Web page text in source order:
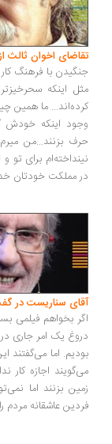
اخوان ثالث از رهبر
با فرهنگ کار عبثی
اینکه سحرخیزتر از
ما همین چیزها را
اینکه خودش گرجی
بزنند...من میرم رو
برای تو و امثال
مملکت خودتان خدمت
سناریست در گفت‌وگو
بخواهم فیلمی بسازم
یک امر جاری در این
اما می‌گفتند این
اجازه کار نداری،
بزنند اما
عاشقانه مردم را